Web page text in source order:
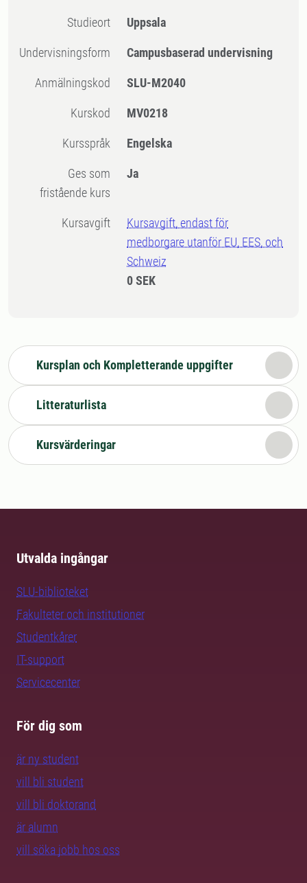
Studieort Uppsala
Undervisningsform Campusbaserad undervisning
Anmälningskod SLU-M2040
Kurskod MV0218
Kursspråk Engelska
Ges som
fristående kurs
Ja
Kursavgift
Kursavgift, endast för
medborgare utanför EU, EES, och
Schweiz
0 SEK
Kursplan och Kompletterande uppgifter
Litteraturlista
Kursvärderingar
Utvalda ingångar
SLU-biblioteket
Fakulteter och institutioner
Studentkårer
IT-support
Servicecenter
För dig som
är ny student
vill bli student
vill bli doktorand
är alumn
vill söka jobb hos oss